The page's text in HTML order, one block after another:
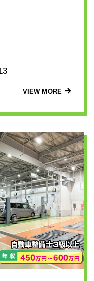
VIEW MORE